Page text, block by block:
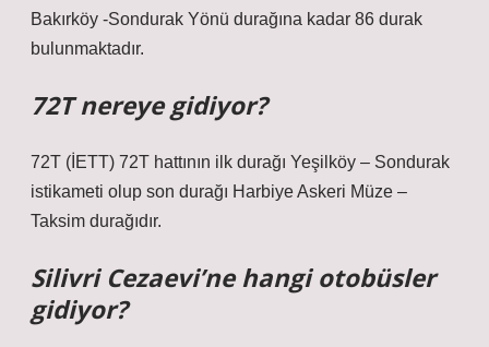
Bakırköy -Sondurak Yönü durağına kadar 86 durak
bulunmaktadır.
72T nereye gidiyor?
72T (İETT) 72T hattının ilk durağı Yeşilköy – Sondurak
istikameti olup son durağı Harbiye Askeri Müze –
Taksim durağıdır.
Silivri Cezaevi’ne hangi otobüsler
gidiyor?